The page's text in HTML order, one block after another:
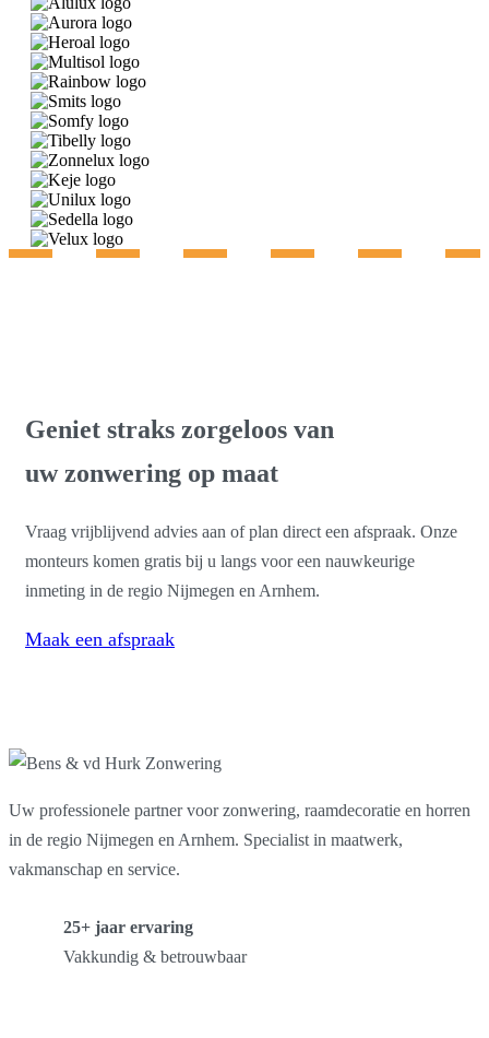
Geniet straks zorgeloos van
uw zonwering op maat
Vraag vrijblijvend advies aan of plan direct een afspraak. Onze
monteurs komen gratis bij u langs voor een nauwkeurige
inmeting in de regio Nijmegen en Arnhem.
Maak een afspraak
Uw professionele partner voor zonwering, raamdecoratie en horren
in de regio Nijmegen en Arnhem. Specialist in maatwerk,
vakmanschap en service.
25+ jaar ervaring
Vakkundig & betrouwbaar